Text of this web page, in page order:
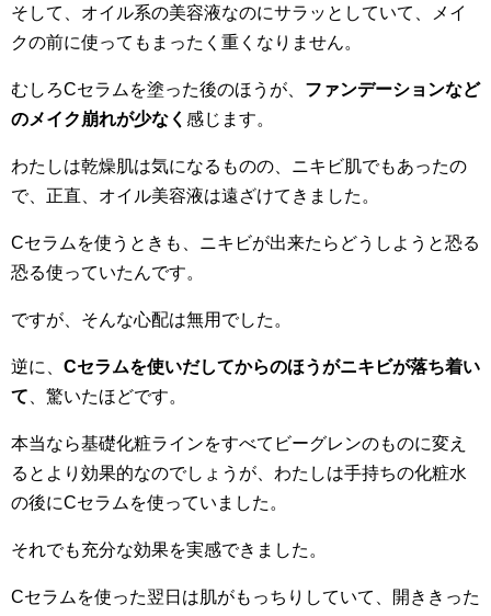
そして、オイル系の美容液なのにサラッとしていて、メイ
クの前に使ってもまったく重くなりません。
むしろCセラムを塗った後のほうが、 ファンデーションなど
のメイク崩れが少なく 感じます。
わたしは乾燥肌は気になるものの、ニキビ肌でもあったの
で、正直、オイル美容液は遠ざけてきました。
Cセラムを使うときも、ニキビが出来たらどうしようと恐る
恐る使っていたんです。
ですが、そんな心配は無用でした。
逆に、 Cセラムを使いだしてからのほうがニキビが落ち着い
て 、驚いたほどです。
本当なら基礎化粧ラインをすべてビーグレンのものに変え
るとより効果的なのでしょうが、わたしは手持ちの化粧水
の後にCセラムを使っていました。
それでも充分な効果を実感できました。
Cセラムを使った翌日は肌がもっちりしていて、開ききった